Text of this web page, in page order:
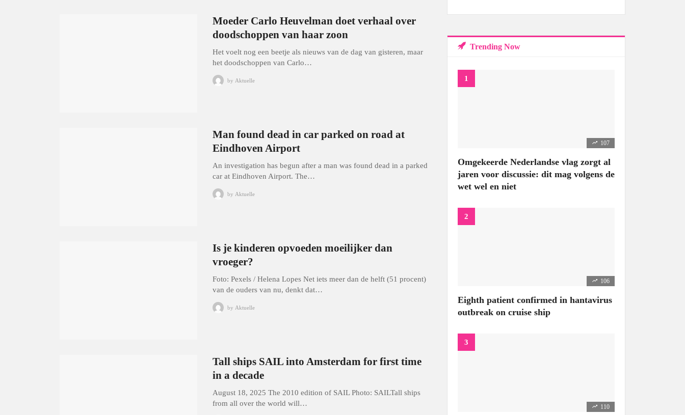
Moeder Carlo Heuvelman doet verhaal over
doodschoppen van haar zoon
Het voelt nog een beetje als nieuws van de dag van gisteren, maar
het doodschoppen van Carlo…
by Aktuelle
Man found dead in car parked on road at
Eindhoven Airport
An investigation has begun after a man was found dead in a parked
car at Eindhoven Airport. The…
by Aktuelle
Is je kinderen opvoeden moeilijker dan
vroeger?
Foto: Pexels / Helena Lopes Net iets meer dan de helft (51 procent)
van de ouders van nu, denkt dat…
by Aktuelle
Tall ships SAIL into Amsterdam for first time
in a decade
August 18, 2025 The 2010 edition of SAIL Photo: SAILTall ships
from all over the world will…
Trending Now
107
Omgekeerde Nederlandse vlag zorgt al
jaren voor discussie: dit mag volgens de
wet wel en niet
106
Eighth patient confirmed in hantavirus
outbreak on cruise ship
110